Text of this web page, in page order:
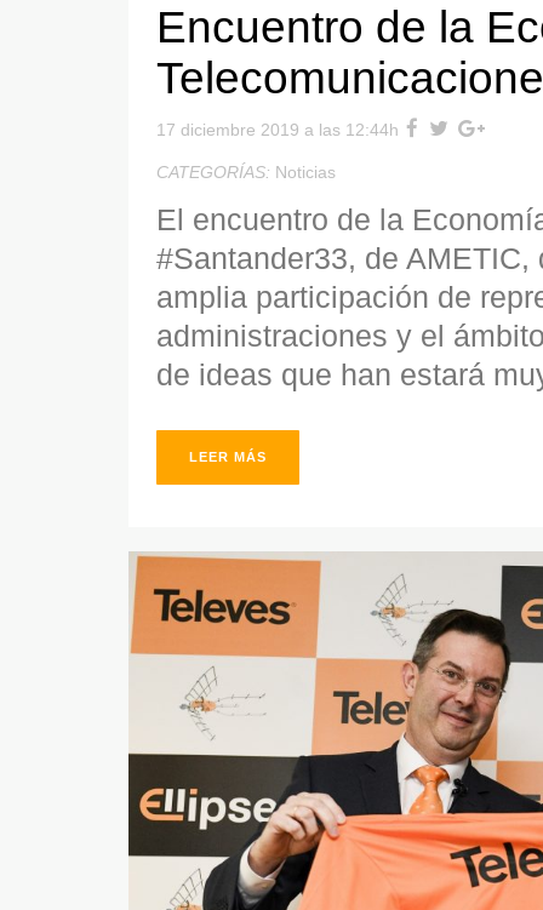
Encuentro de la
17 diciembre 2019 a las 12:44h
CATEGORÍAS: Noticias
El encuentro de la
#Santander33, de
amplia participación de
administraciones y el
de ideas que han estará
LEER MÁS